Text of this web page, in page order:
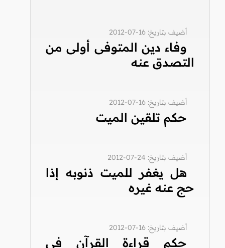
أضيف بتاريخ: 16-07-2012
وفاء دين المتوفى أولى من
التصدق عنه
أضيف بتاريخ: 16-07-2012
حكم تلقين الميت
أضيف بتاريخ: 24-07-2012
هل يغفر للميت ذنوبه إذا
حج عنه غيره
أضيف بتاريخ: 16-07-2012
حكم قراءة القرآن في